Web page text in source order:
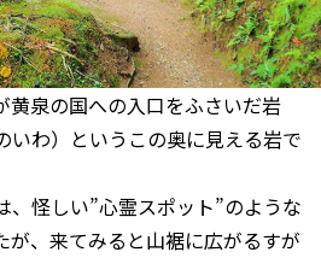
黄泉の国への入口をふさいだ岩
いわ）というこの奥に見える岩で
、怪しい”心霊スポット”のような
が、来てみると山裾に広がるすが